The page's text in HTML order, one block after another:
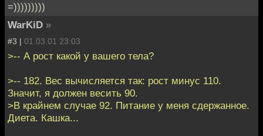
=)))))))))
WarKiD »
#3 | 01.03.01 23:03
>-- А рост какой у вашего тела?
>-- 182. Вес вычисляется так: рост минус 110.
Значит, я должен весить 90.
>В крайнем случае 92. Питание у меня сдержанное.
Диета. Кашка...